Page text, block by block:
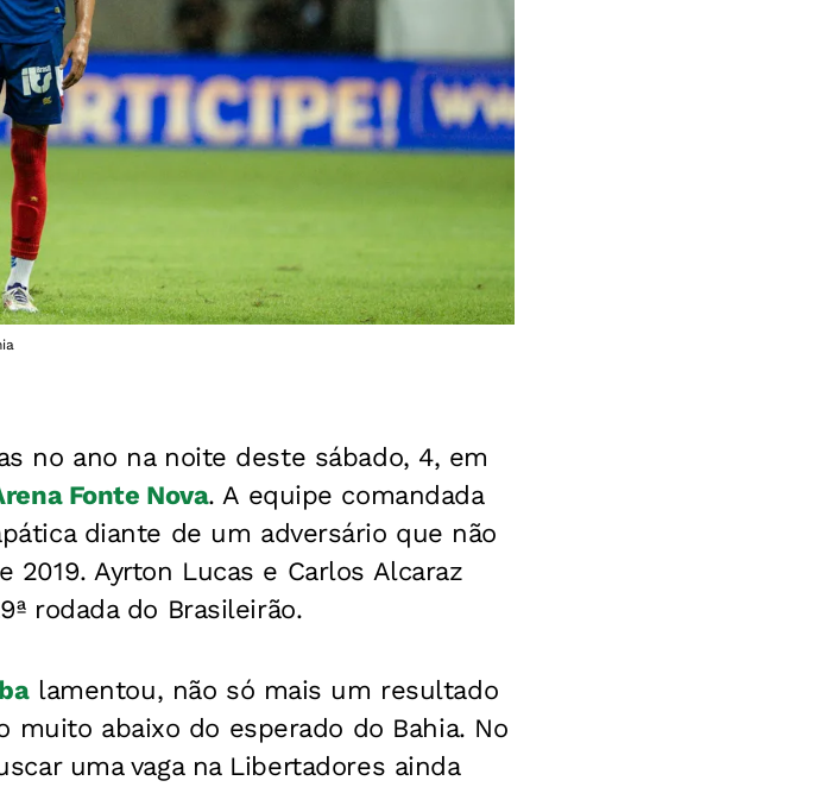
no ano na noite deste sábado, 4, em
Fonte Nova. A equipe comandada
diante de um adversário que não
2019. Ayrton Lucas e Carlos Alcaraz
rodada do Brasileirão.
lamentou, não só mais um resultado
abaixo do esperado do Bahia. No
uma vaga na Libertadores ainda